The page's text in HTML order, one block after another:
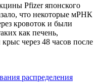
Pfizer японского
что некоторые мРНК
кровоток и были
как печень,
через 48 часов после
распределения